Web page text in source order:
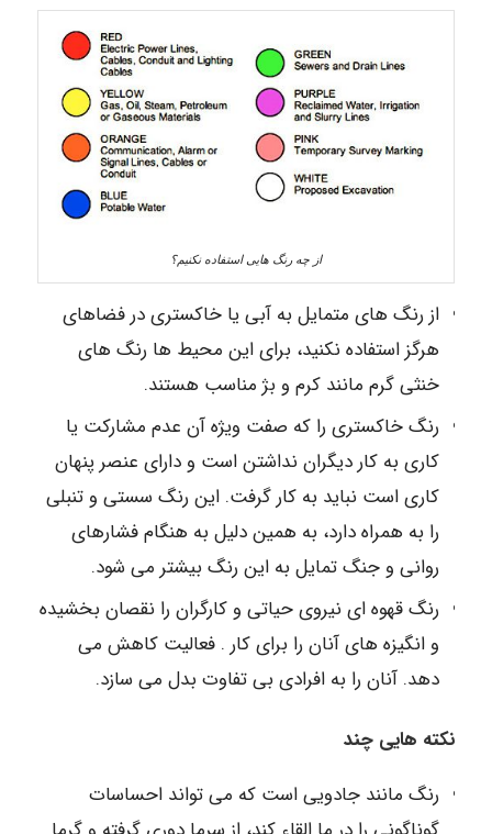
از چه رنگ هایی استفاده نکنیم؟
از رنگ های متمایل به آبی یا خاکستری در فضاهای
هرگز استفاده نکنید، برای این محیط ها رنگ های
خنثی گرم مانند کرم و بژ مناسب هستند.
رنگ خاکستری را که صفت ویژه آن عدم مشارکت یا
کاری به کار دیگران نداشتن است و دارای عنصر پنهان
کاری است نباید به کار گرفت. این رنگ سستی و تنبلی
را به همراه دارد، به همین دلیل به هنگام فشارهای
روانی و جنگ تمایل به این رنگ بیشتر می شود.
رنگ قهوه ای نیروی حیاتی و کارگران را نقصان بخشیده
و انگیزه های آنان را برای کار . فعالیت کاهش می
دهد. آنان را به افرادی بی تفاوت بدل می سازد.
نکته هایی چند
رنگ مانند جادویی است که می تواند احساسات